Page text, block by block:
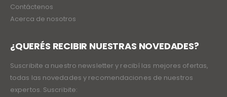
Contáctenos
Acerca de nosotros
¿QUERÉS RECIBIR NUESTRAS NOVEDADES?
Suscribite a nuestro newsletter y recibí las mejores ofertas,
todas las novedades y recomendaciones de nuestros
expertos. Suscribite: